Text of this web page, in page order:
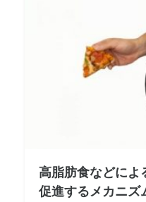
高脂肪食などによ
促進するメカニズ